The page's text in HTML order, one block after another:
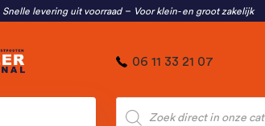
Snelle levering uit voorraad Voor klein- en groot zakelijk
06 11 33 21 07
Producten
zoeken